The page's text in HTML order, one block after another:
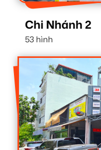
Chi Nhánh 2
53 hình